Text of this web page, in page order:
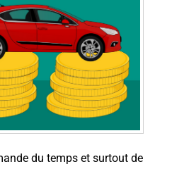
du temps et surtout de